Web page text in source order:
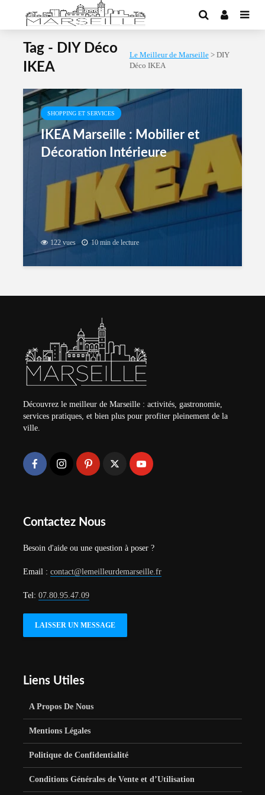
Tag - DIY Déco
IKEA
Le Meilleur de Marseille> DIY
Déco IKEA
SHOPPING ET SERVICES
IKEA Marseille : Mobilier et
Décoration Intérieure
122 vues 10 min de lecture
Découvrez le meilleur de Marseille : activités, gastronomie,
services pratiques, et bien plus pour profiter pleinement de la
ville.
Contactez Nous
Besoin d'aide ou une question à poser ?
Email : contact@lemeilleurdemarseille.fr
Tel: 07.80.95.47.09
LAISSER UN MESSAGE
Liens Utiles
A Propos De Nous
Mentions Légales
Politique de Confidentialité
Conditions Générales de Vente et d’Utilisation